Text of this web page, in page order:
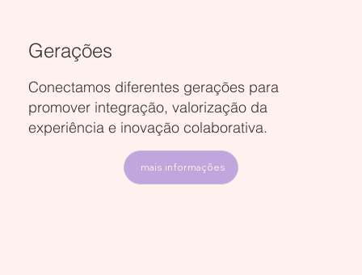
Gerações
Conectamos diferentes gerações para
promover integração, valorização da
experiência e inovação colaborativa.
mais informações